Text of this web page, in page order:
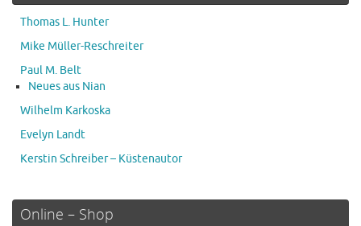
Thomas L. Hunter
Mike Müller-Reschreiter
Paul M. Belt
Neues aus Nian
Wilhelm Karkoska
Evelyn Landt
Kerstin Schreiber – Küstenautor
Online – Shop